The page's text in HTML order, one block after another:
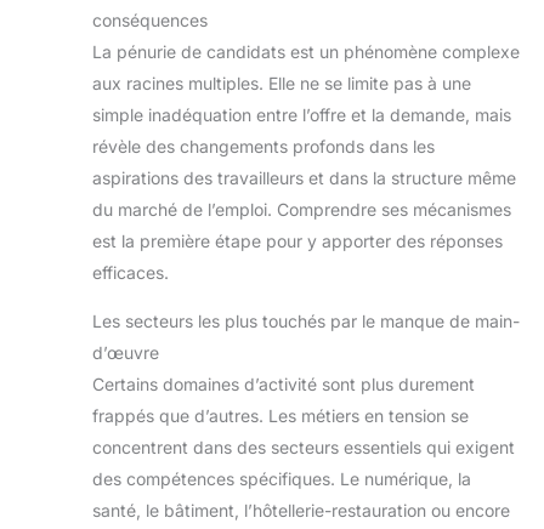
conséquences
La pénurie de candidats est un phénomène complexe
aux racines multiples. Elle ne se limite pas à une
simple inadéquation entre l’offre et la demande, mais
révèle des changements profonds dans les
aspirations des travailleurs et dans la structure même
du marché de l’emploi. Comprendre ses mécanismes
est la première étape pour y apporter des réponses
efficaces.
Les secteurs les plus touchés par le manque de main-
d’œuvre
Certains domaines d’activité sont plus durement
frappés que d’autres. Les métiers en tension se
concentrent dans des secteurs essentiels qui exigent
des compétences spécifiques. Le numérique, la
santé, le bâtiment, l’hôtellerie-restauration ou encore